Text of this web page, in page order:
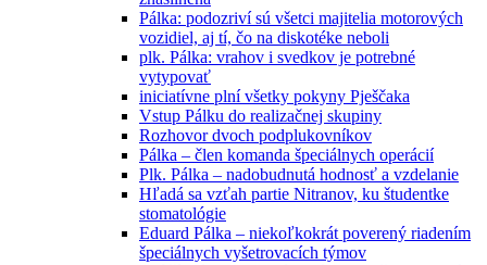
Pálka: podozriví sú všetci majitelia motorových
vozidiel, aj tí, čo na diskotéke neboli
plk. Pálka: vrahov i svedkov je potrebné
vytypovať
iniciatívne plní všetky pokyny Pješčaka
Vstup Pálku do realizačnej skupiny
Rozhovor dvoch podplukovníkov
Pálka – člen komanda špeciálnych operácií
Plk. Pálka – nadobudnutá hodnosť a vzdelanie
Hľadá sa vzťah partie Nitranov, ku študentke
stomatológie
Eduard Pálka – niekoľkokrát poverený riadením
špeciálnych vyšetrovacích týmov